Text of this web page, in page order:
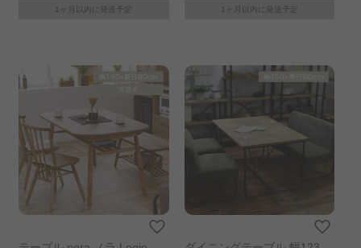
1ヶ月以内に発送予定 1ヶ月以内に発送予定